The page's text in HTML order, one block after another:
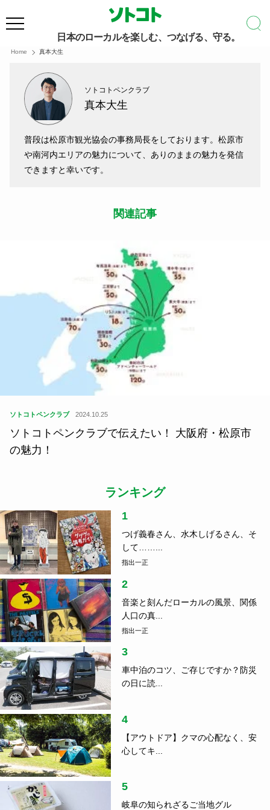
日本のローカルを楽しむ、つなげる、守る。
Home 真本大生
ソトコトペンクラブ
真本大生
普段は松原市観光協会の事務局長をしております。松原市
や南河内エリアの魅力について、ありのままの魅力を発信
できますと幸いです。
関連記事
ソトコトペンクラブ 2024.10.25
ソトコトペンクラブで伝えたい！ 大阪府・松原市
の魅力！
ランキング
1
つげ義春さん、水木しげるさん、そ
して……...
指出一正
2
音楽と刻んだローカルの風景、関係
人口の真...
指出一正
3
車中泊のコツ、ご存じですか？防災
の日に読...
4
【アウトドア】クマの心配なく、安
心してキ...
5
岐阜の知られざるご当地グル